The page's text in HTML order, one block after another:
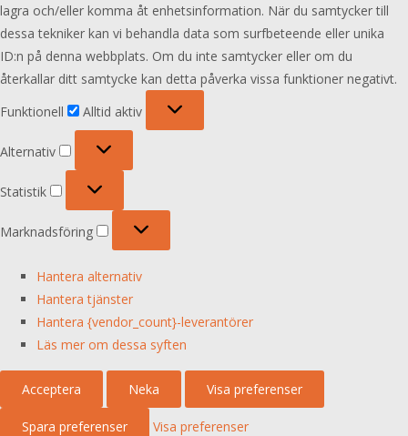
lagra och/eller komma åt enhetsinformation. När du samtycker till
dessa tekniker kan vi behandla data som surfbeteende eller unika
ID:n på denna webbplats. Om du inte samtycker eller om du
återkallar ditt samtycke kan detta påverka vissa funktioner negativt.
Funktionell
Alltid aktiv
Alternativ
Statistik
Marknadsföring
Hantera alternativ
Hantera tjänster
Hantera {vendor_count}-leverantörer
Läs mer om dessa syften
Acceptera Neka Visa preferenser
Spara preferenser Visa preferenser